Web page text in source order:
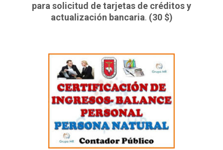
para solicitud de tarjetas de créditos y
actualización bancaria. (30 $)